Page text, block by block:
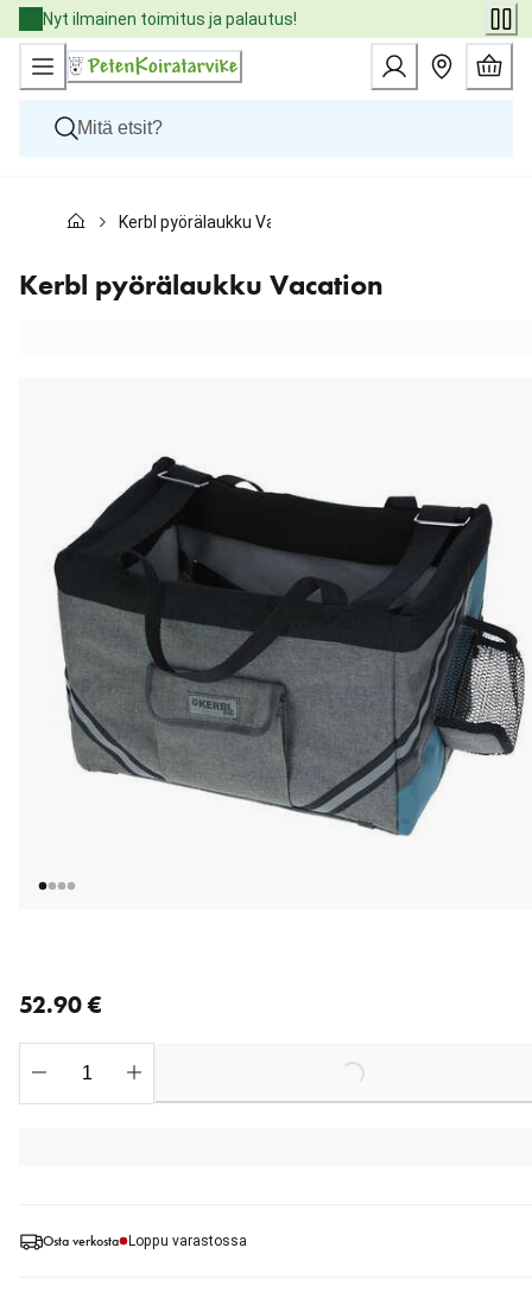
Skip
to
Content
Nyt ilmainen toimitus ja palautus!
Kissat
Eläinlääkäriruoat
Tuotemerkit
Kerbl pyörälaukku Vacation
Kerbl pyörälaukku Vacation
Osta verkosta Loppu varastossa
52.90 €
Loading...